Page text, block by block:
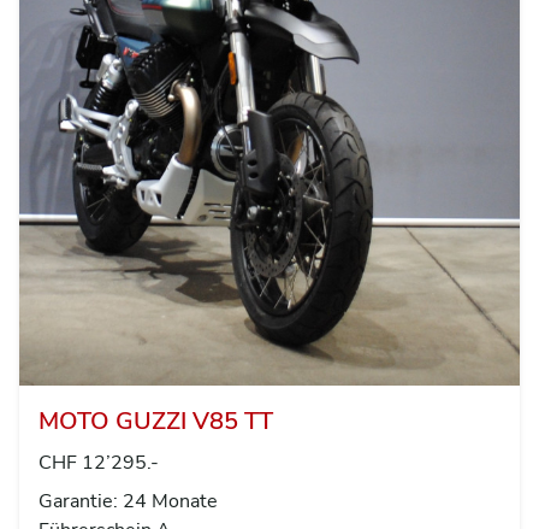
MOTO GUZZI V85 TT
CHF 12’295.-
Garantie: 24 Monate